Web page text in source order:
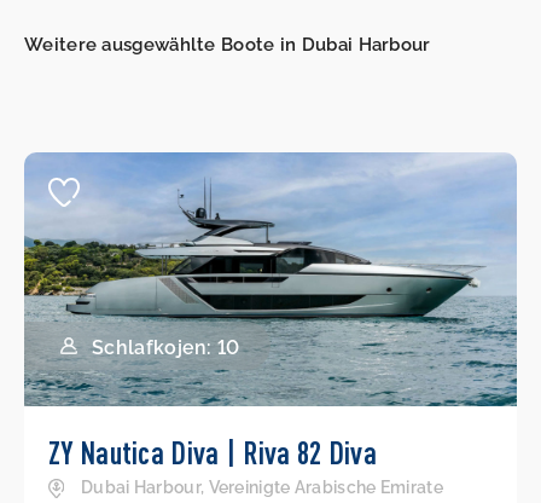
Weitere ausgewählte Boote in Dubai Harbour
Schlafkojen: 10
ZY Nautica Diva | Riva 82 Diva
Dubai Harbour, Vereinigte Arabische Emirate